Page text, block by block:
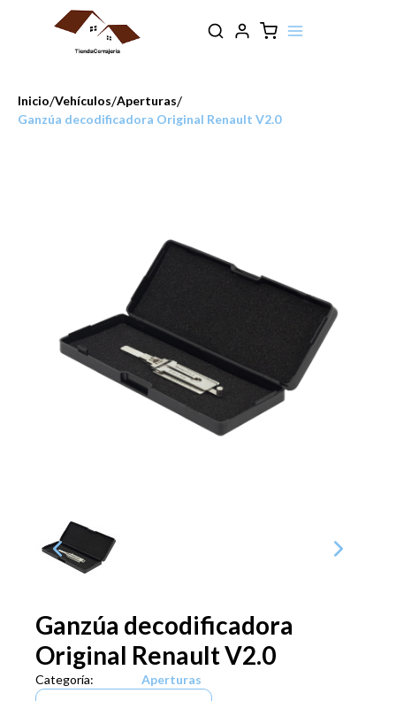
Inicio/Vehículos/Aperturas/
Ganzúa decodificadora Original Renault V2.0
Ganzúa decodificadora
Original Renault V2.0
Categoría:
Aperturas